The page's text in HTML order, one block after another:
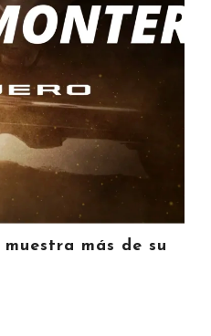
más de su